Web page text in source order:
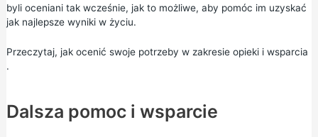
byli oceniani tak wcześnie, jak to możliwe, aby pomóc im uzyskać
jak najlepsze wyniki w życiu.
Przeczytaj, jak ocenić swoje potrzeby w zakresie opieki i wsparcia
.
Dalsza pomoc i wsparcie